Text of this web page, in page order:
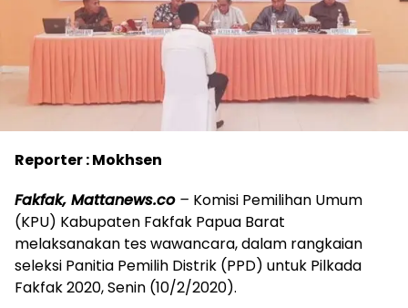
Reporter : Mokhsen
Fakfak, Mattanews.co– Komisi Pemilihan Umum
(KPU) Kabupaten Fakfak Papua Barat
melaksanakan tes wawancara, dalam rangkaian
seleksi Panitia Pemilih Distrik (PPD) untuk Pilkada
Fakfak 2020, Senin (10/2/2020).